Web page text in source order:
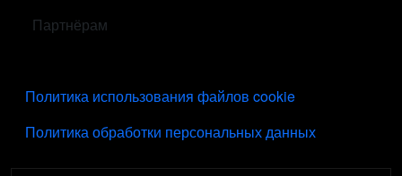
Партнёрам
Политика использования файлов cookie
Политика обработки персональных данных